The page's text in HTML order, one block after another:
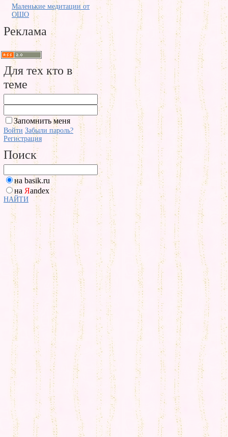
Маленькие медитации от
ОШО
Реклама
Для тех кто в
теме
Запомнить меня
Войти Забыли пароль?
Регистрация
Поиск
на basik.ru
на Яandex
НАЙТИ